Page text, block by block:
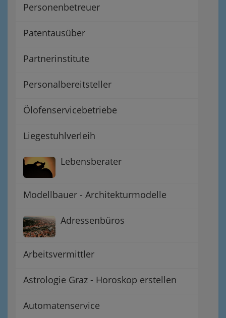
Personenbetreuer
Patentausüber
Partnerinstitute
Personalbereitsteller
Ölofenservicebetriebe
Liegestuhlverleih
Lebensberater
Modellbauer - Architekturmodelle
Adressenbüros
Arbeitsvermittler
Astrologie Graz - Horoskop erstellen
Automatenservice